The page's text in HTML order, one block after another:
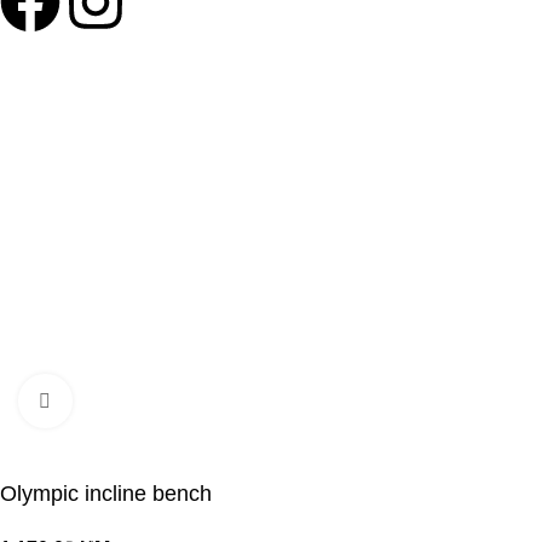
Olympic incline bench